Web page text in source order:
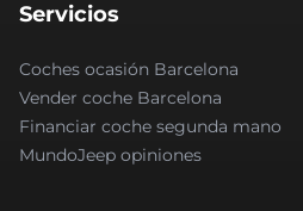
Servicios
Coches ocasión Barcelona
Vender coche Barcelona
Financiar coche segunda mano
MundoJeep opiniones